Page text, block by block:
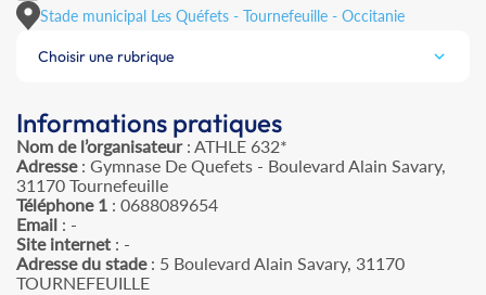
Stade municipal Les Quéfets - Tournefeuille - Occitanie
Choisir une rubrique
Informations pratiques
Nom de l’organisateur: ATHLE 632*
Adresse: Gymnase De Quefets - Boulevard Alain Savary,
31170 Tournefeuille
Téléphone 1 : 0688089654
Email : -
Site internet : -
Adresse du stade: 5 Boulevard Alain Savary, 31170
TOURNEFEUILLE